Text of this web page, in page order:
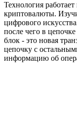
Технология
криптовалюты.
цифрового
после чего в
блок - это новая
цепочку с
информацию об